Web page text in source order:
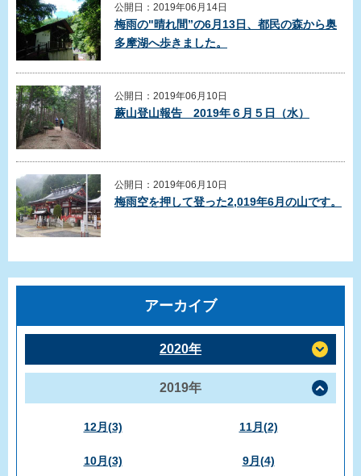
公開日：2019年06月14日
梅雨の"晴れ間”の6月13日、都民の森から奥
多摩湖へ歩きました。
公開日：2019年06月10日
蕨山登山報告 2019年６月５日（水）
公開日：2019年06月10日
梅雨空を押して登った2,019年6月の山です。
アーカイブ
2020年
2019年
12月(3) 11月(2)
10月(3) 9月(4)